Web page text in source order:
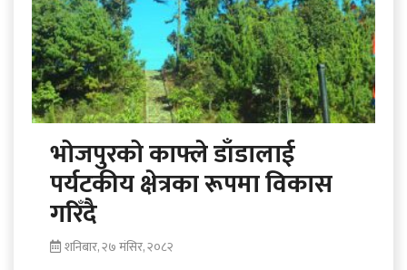
भोजपुरको काफ्ले डाँडालाई
पर्यटकीय क्षेत्रका रूपमा विकास
गरिँदै
शनिबार, २७ मंसिर, २०८२